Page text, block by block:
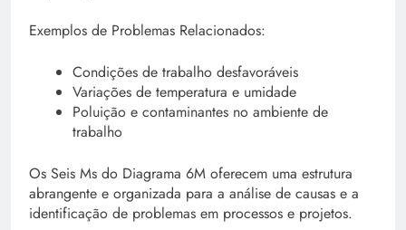
Exemplos de Problemas Relacionados:
Condições de trabalho desfavoráveis
Variações de temperatura e umidade
Poluição e contaminantes no ambiente de
trabalho
Os Seis Ms do Diagrama 6M oferecem uma estrutura
abrangente e organizada para a análise de causas e a
identificação de problemas em processos e projetos.